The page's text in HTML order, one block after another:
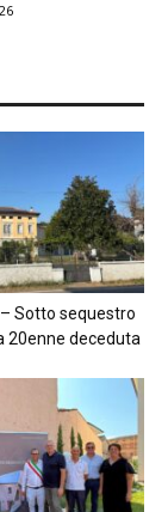
Sotto sequestro
20enne deceduta